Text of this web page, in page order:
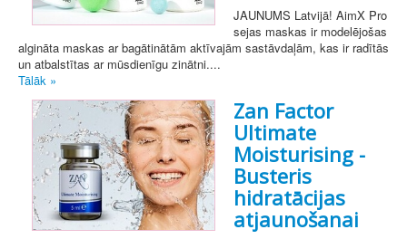
JAUNUMS Latvijā! AimX Pro
sejas maskas ir modelējošas
algināta maskas ar bagātinātām aktīvajām sastāvdaļām, kas ir radītās
un atbalstītas ar mūsdienīgu zinātni....
Tālāk »
Zan Factor
Ultimate
Moisturising -
Busteris
hidratācijas
atjaunošanai